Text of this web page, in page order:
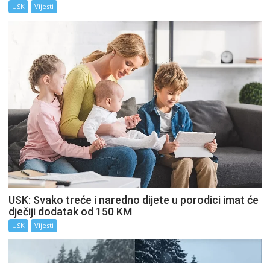
USK Vijesti
USK: Svako treće i naredno dijete u porodici imat će
dječiji dodatak od 150 KM
USK Vijesti